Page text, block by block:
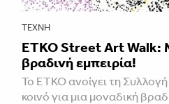
ΤΈΧΝΗ
ETKO Street Art Walk:
βραδινή εμπειρία!
Το ETKO ανοίγει τη
κοινό για μια μοναδική